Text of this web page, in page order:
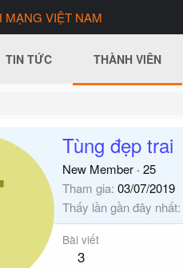
VIỆT NAM
TIN TỨC THÀNH VIÊN
Tùng đẹp trai
New Member · 25
Tham gia 03/07/2019
Thấy lần gần đây nhất
Bài viết
3